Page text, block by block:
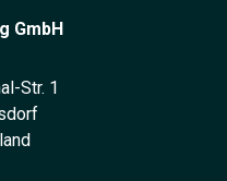
GmbH
Str. 1